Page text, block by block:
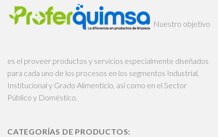
Nuestro objetivo
es el proveer productos y servicios especialmente diseñados
para cada uno de los procesos en los segmentos Industrial,
Institucional y Grado Alimenticio, así como en el Sector
Público y Doméstico.
CATEGORÍAS DE PRODUCTOS: